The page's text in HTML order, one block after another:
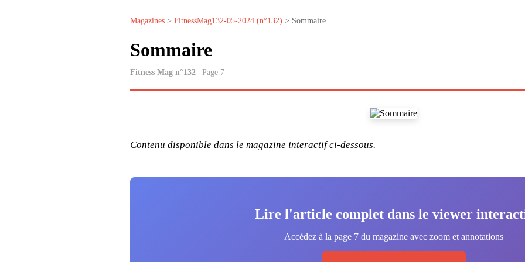
Magazines > FitnessMag132-05-2024 (n°132) > Sommaire
Sommaire
Fitness Mag n°132 | Page 7
Contenu disponible dans le magazine interactif ci-dessous.
Lire l'article complet dans le viewer
Accédez à la page 7 du magazine avec zoom et annotations